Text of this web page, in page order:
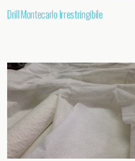
Drill Montecarlo Irrestringibile